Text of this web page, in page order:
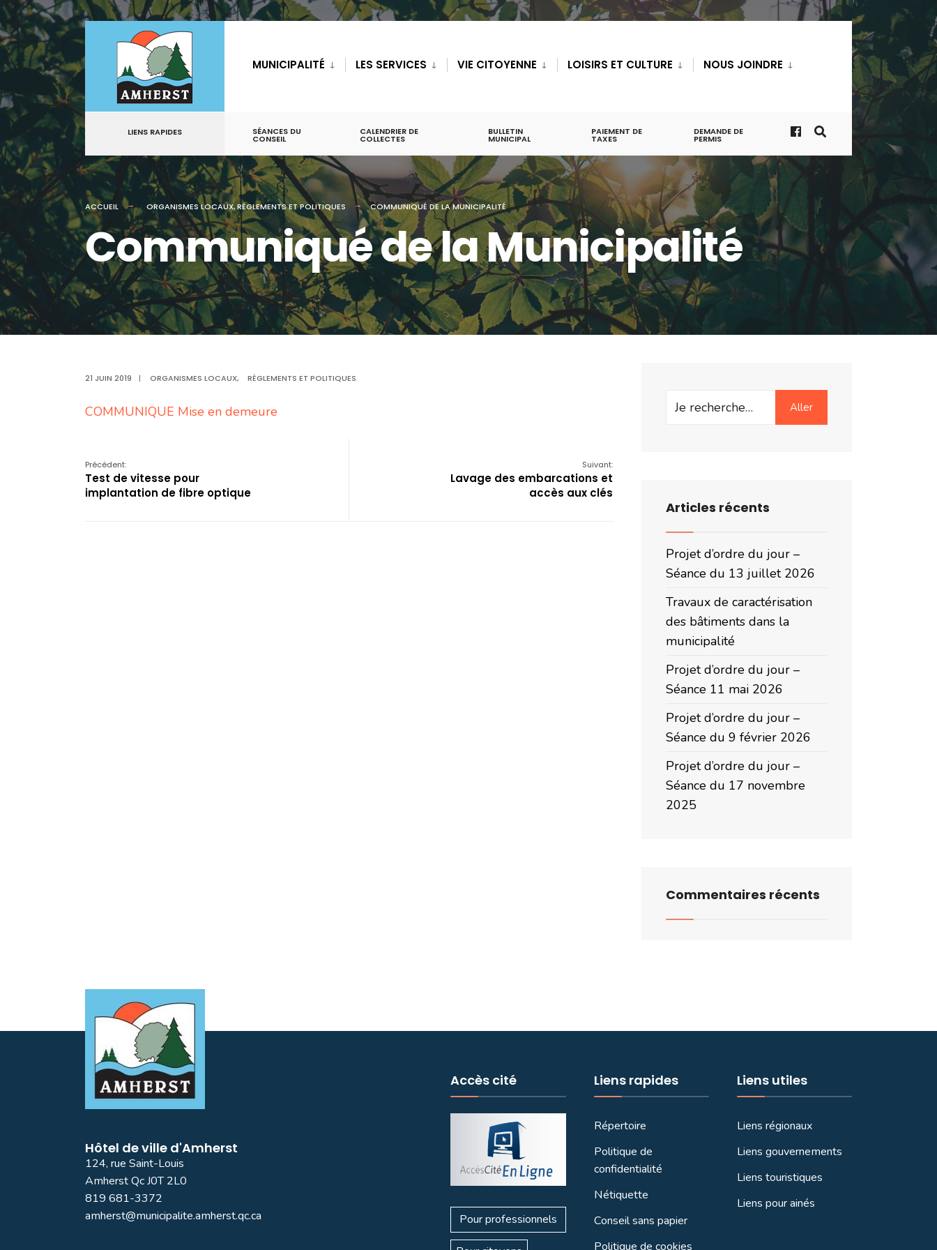
contenu
MUNICIPALITÉ LES SERVICES VIE CITOYENNE LOISIRS ET CULTURE NOUS JOINDRE
LIENS RAPIDES SÉANCES DU
CONSEIL
CALENDRIER DE
COLLECTES
BULLETIN
MUNICIPAL
PAIEMENT DE
TAXES
DEMANDE DE
PERMIS
ACCUEIL ORGANISMES LOCAUX,RÈGLEMENTS ET POLITIQUES COMMUNIQUÉ DE LA MUNICIPALITÉ
Communiqué de la Municipalité
21 JUIN 2019 | ORGANISMES LOCAUX, RÈGLEMENTS ET POLITIQUES
COMMUNIQUE Mise en demeure
Précédent:
Test de vitesse pour
implantation de fibre optique
Suivant:
Lavage des embarcations et
accès aux clés
Search
Aller
Articles récents
Projet d’ordre du jour –
Séance du 13 juillet 2026
Travaux de caractérisation
des bâtiments dans la
municipalité
Projet d’ordre du jour –
Séance 11 mai 2026
Projet d’ordre du jour –
Séance du 9 février 2026
Projet d’ordre du jour –
Séance du 17 novembre
2025
Commentaires récents
Hôtel de ville d'Amherst
124, rue Saint-Louis
Amherst Qc J0T 2L0
819 681-3372
amherst@municipalite.amherst.qc.ca
Accès cité
Pour professionnels
Liens rapides
Répertoire
Politique de
confidentialité
Nétiquette
Conseil sans papier
Politique de cookies
Liens utiles
Liens régionaux
Liens gouvernements
Liens touristiques
Liens pour ainés